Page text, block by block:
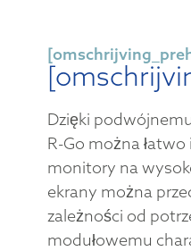
Dzięki
R-Go można
monitory na
ekrany można
zależności od
modułowemu